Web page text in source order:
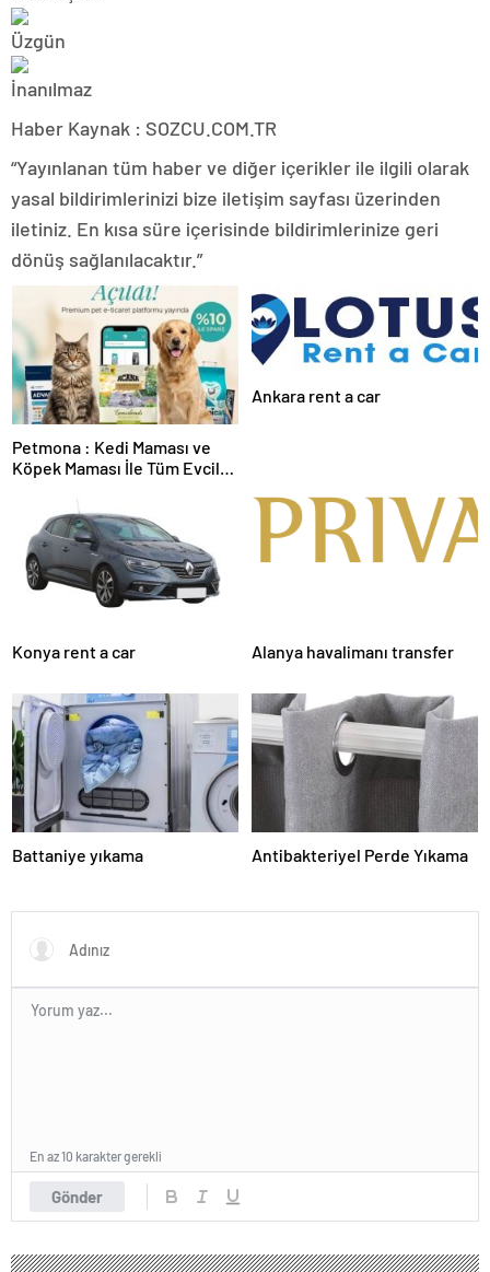
Haber Kaynak : SOZCU.COM.TR
“Yayınlanan tüm haber ve diğer içerikler ile ilgili olarak
yasal bildirimlerinizi bize iletişim sayfası üzerinden
iletiniz. En kısa süre içerisinde bildirimlerinize geri
dönüş sağlanılacaktır.”
Petmona : Kedi Maması ve
Köpek Maması İle Tüm Evcil
Ankara rent a car
Konya rent a car Alanya havalimanı transfer
Battaniye yıkama Antibakteriyel Perde Yıkama
Gönder
En az 10 karakter gerekli